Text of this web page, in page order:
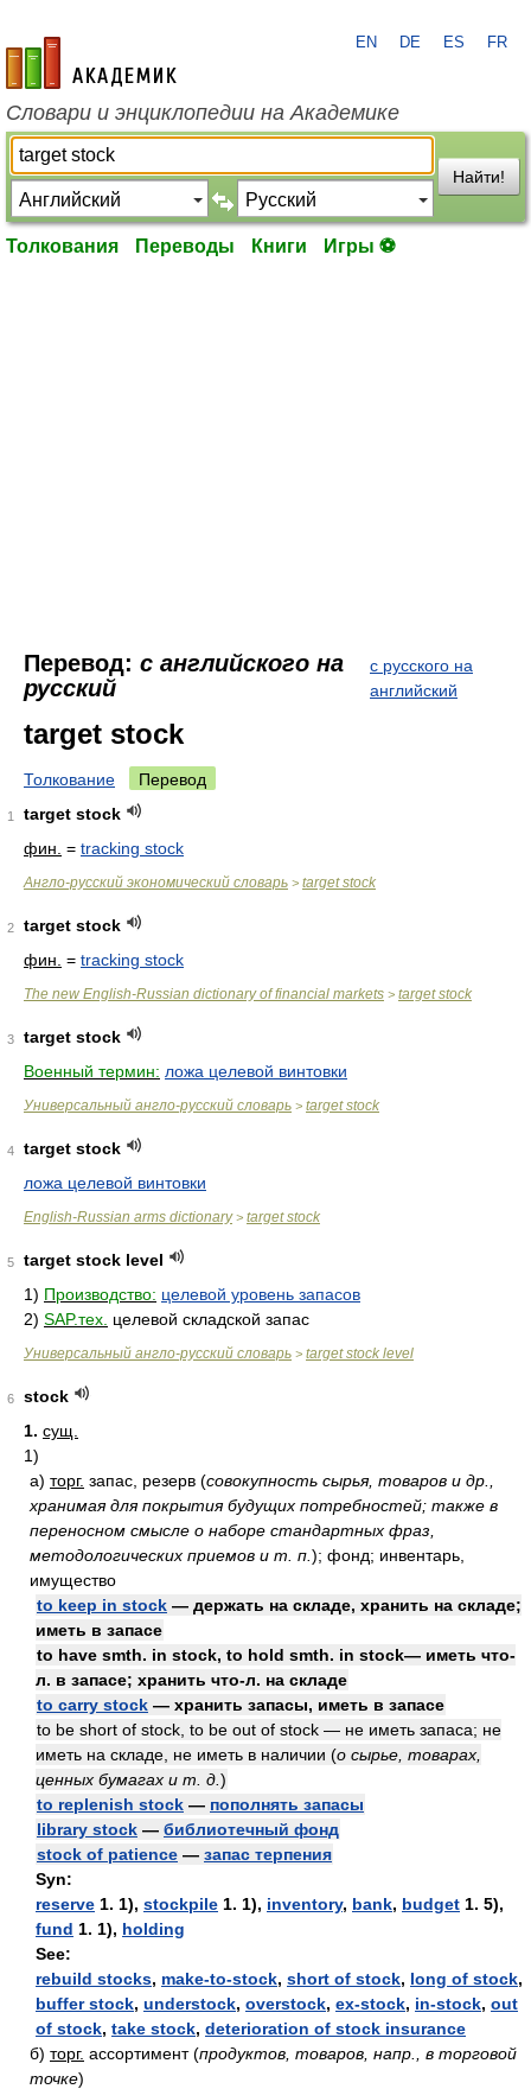
academic.ru
EN DE ES FR
Словари и энциклопедии на Академике
Найти!
Толкования Переводы Книги Игры ⚽
Перевод: с английского на
русский
с русского на
английский
target stock
Толкование Перевод
1
target stock
фин. = tracking stock
Англо-русский экономический словарь > target stock
2
target stock
фин. = tracking stock
The new English-Russian dictionary of financial markets > target stock
3
target stock
Военный термин: ложа целевой винтовки
Универсальный англо-русский словарь > target stock
4
target stock
ложа целевой винтовки
English-Russian arms dictionary> target stock
5
target stock level
1) Производство: целевой уровень запасов
2) SAP.тех. целевой складской запас
Универсальный англо-русский словарь > target stock level
6
stock
1. сущ.
1)
а) торг. запас, резерв (совокупность сырья, товаров и др.,
хранимая для покрытия будущих потребностей; также в
переносном смысле о наборе стандартных фраз,
методологических приемов и т. п. ); фонд; инвентарь,
имущество
to keep in stock — держать на складе, хранить на складе;
иметь в запасе
to have smth. in stock, to hold smth. in stock— иметь что-
л. в запасе; хранить что-л. на складе
to carry stock — хранить запасы, иметь в запасе
to be short of stock, to be out of stock — не иметь запаса; не
иметь на складе, не иметь в наличии (о сырье, товарах,
ценных бумагах и т. д. )
to replenish stock — пополнять запасы
library stock — библиотечный фонд
stock of patience — запас терпения
Syn:
reserve 1. 1), stockpile 1. 1), inventory, bank, budget 1. 5),
fund 1. 1), holding
See:
rebuild stocks, make-to-stock, short of stock, long of stock,
buffer stock, understock, overstock, ex-stock, in-stock, out
of stock, take stock, deterioration of stock insurance
б) торг. ассортимент(продуктов, товаров, напр., в торговой
точке)